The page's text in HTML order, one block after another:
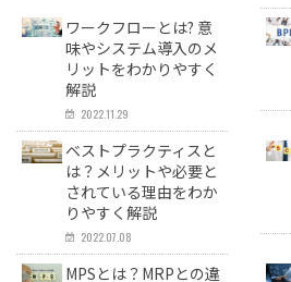
ワークフローとは? 意
味やシステム導入のメ
リットをわかりやすく
解説
2022.11.29
ベストプラクティスと
は？メリットや必要と
されている理由をわか
りやすく解説
2022.07.08
MPSとは？MRPとの違